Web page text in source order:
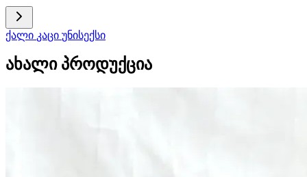
ქალი კაცი უნისექსი
ახალი პროდუქცია